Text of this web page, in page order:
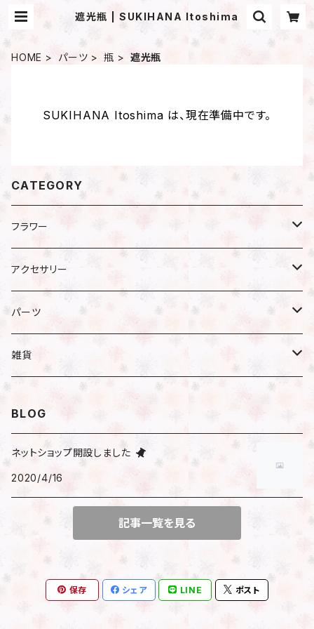
遮光瓶 | SUKIHANA Itoshima
HOME パーツ 瓶 遮光瓶
SUKIHANA Itoshima は、現在準備中です。
CATEGORY
フラワー
プリザーブドフラワー
アジサイ
小分け
ドライフラワー
ハーバリウム
時計付きフラワーベース
包装
アクセサリー
ピアス
ピアス／イヤリング
ブレスレット
その他
パーツ
瓶
透明瓶（スリム）
透明瓶（ネコ）
透明瓶（ジャム）
ハーバリウムオイル
イヤリング
雑貨
マスキングテープ
シール
サンキューシール
フレークシール
BLOG
ネットショップ開設しました
2020/4/16
記事一覧を見る
保存 シェア LINE ポスト